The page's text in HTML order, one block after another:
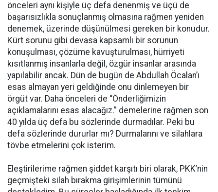
önceleri aynı kişiyle üç defa denenmiş ve üçü de
başarısızlıkla sonuçlanmış olmasına rağmen yeniden
denemek, üzerinde düşünülmesi gereken bir konudur.
Kürt sorunu gibi devasa kapsamlı bir sorunun
konuşulması, çözüme kavuşturulması, hürriyeti
kısıtlanmış insanlarla değil, özgür insanlar arasında
yapılabilir ancak. Dün de bugün de Abdullah Öcalan’ı
esas almayan yeri geldiğinde onu dinlemeyen bir
örgüt var. Daha önceleri de “Önderliğimizin
açıklamalarını esas alacağız.” demelerine rağmen son
40 yılda üç defa bu sözlerinde durmadılar. Peki bu
defa sözlerinde dururlar mı? Durmalarını ve silahlara
tövbe etmelerini çok isterim.
Eleştirilerime rağmen şiddet karşıtı biri olarak, PKK’nin
geçmişteki silah bırakma girişimlerinin tümünü